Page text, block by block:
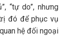
“tự do”, nhưng
đó để phục vụ
hệ đối ngoại